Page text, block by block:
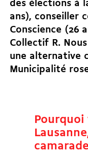
des élections à
ans), conseiller
Conscience (26
Collectif R.
une alternative
Municipalité